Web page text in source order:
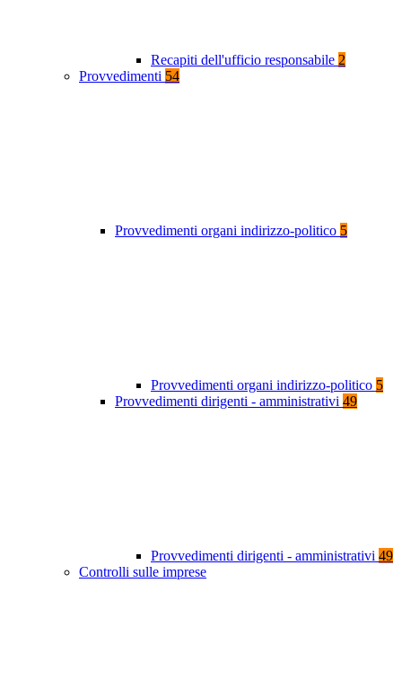
Recapiti dell'ufficio responsabile 2
Provvedimenti 54
Provvedimenti organi indirizzo-politico 5
Provvedimenti organi indirizzo-politico 5
Provvedimenti dirigenti - amministrativi 49
Provvedimenti dirigenti - amministrativi 49
Controlli sulle imprese